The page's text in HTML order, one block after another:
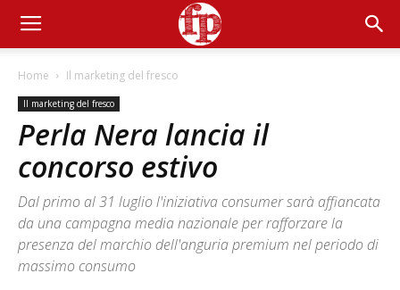
Home Il marketing del fresco
Il marketing del fresco
Perla Nera lancia il
concorso estivo
Dal primo al 31 luglio l'iniziativa consumer sarà affiancata
da una campagna media nazionale per rafforzare la
presenza del marchio dell'anguria premium nel periodo di
massimo consumo